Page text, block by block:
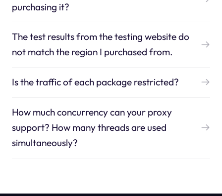
purchasing it?
The test results from the testing website do
not match the region I purchased from.
Is the traffic of each package restricted?
How much concurrency can your proxy
support? How many threads are used
simultaneously?